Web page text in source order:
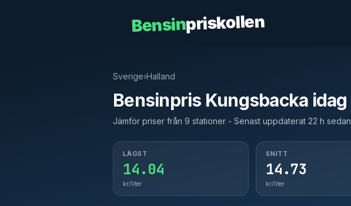
Bensinpriskollen
Sverige›Halland
Bensinpris Kungsbacka idag
Jämför priser från 9 stationer - Senast uppdaterat 22 h sedan
LÄGST
14.04
kr/liter
SNITT
14.73
kr/liter